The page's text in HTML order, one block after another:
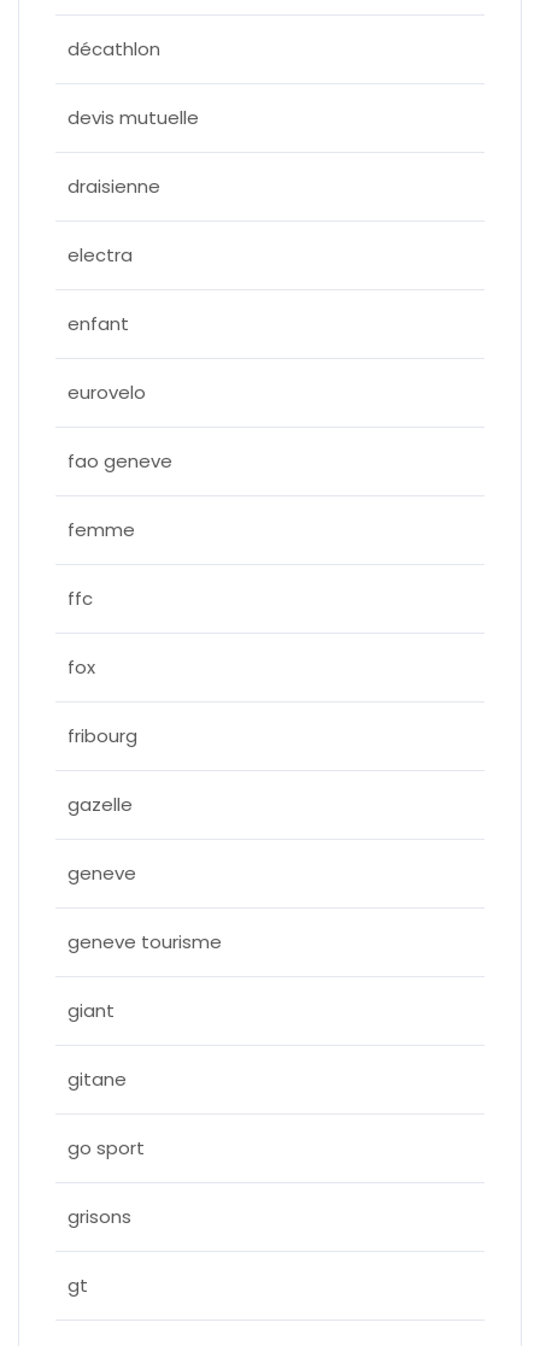
décathlon
devis mutuelle
draisienne
electra
enfant
eurovelo
fao geneve
femme
ffc
fox
fribourg
gazelle
geneve
geneve tourisme
giant
gitane
go sport
grisons
gt